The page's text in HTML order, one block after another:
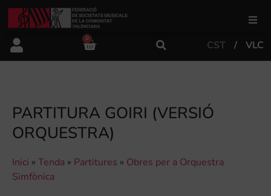
FSMCV
Àrea educativa
Àrea Artística
0
CST VLC
PARTITURA GOIRI (VERSIÓ
ORQUESTRA)
Inici » Tenda » Partitures » Obres per a Orquestra
Simfònica